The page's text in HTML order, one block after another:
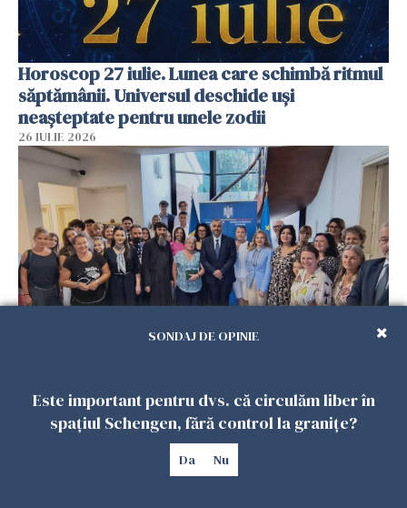
Horoscop 27 iulie. Lunea care schimbă ritmul
săptămânii. Universul deschide uși
neașteptate pentru unele zodii
26 IULIE 2026
intervenții în doar 24 de ore
26 IULIE 2026
SONDAJ DE OPINIE
Este important pentru dvs. că circulăm liber în
spațiul Schengen, fără control la granițe?
Da Nu